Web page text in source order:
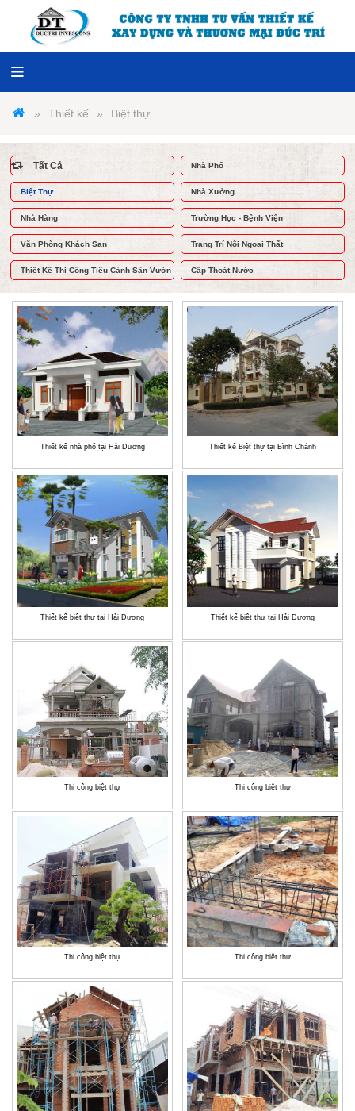
Thiết kế Biệt thự
Tất Cả Nhà Phố
Biệt Thự Nhà Xưởng
Nhà Hàng Trường Học - Bệnh Viện
Văn Phòng Khách Sạn Trang Trí Nội Ngoại Thất
Thiết Kế Thi Công Tiểu Cảnh Sân Vườn Cấp Thoát Nước
Thiết kế nhà phố tại Hải Dương
Thiết kế biệt thự tại Hải Dương
Thi công biệt thự
Thi công biệt thự
Thiết kế Biệt thự tại Bình Chánh
Thiết kế biệt thự tại Hải Dương
Thi công biệt thự
Thi công biệt thự